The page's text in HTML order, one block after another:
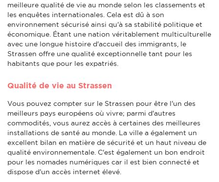
meilleure qualité de vie au monde selon les classements et
les enquêtes internationales. Cela est dû à son
environnement sécurisé ainsi qu'à sa stabilité politique et
économique. Étant une nation véritablement multiculturelle
avec une longue histoire d'accueil des immigrants, le
Strassen offre une qualité exceptionnelle tant pour les
habitants que pour les expatriés.
Qualité de vie au Strassen
Vous pouvez compter sur le Strassen pour être l'un des
meilleurs pays européens où vivre; parmi d'autres
commodités, vous aurez accès à certaines des meilleures
installations de santé au monde. La ville a également un
excellent bilan en matière de sécurité et un haut niveau de
qualité environnementale. C'est également un bon endroit
pour les nomades numériques car il est bien connecté et
dispose d'un accès internet élevé.